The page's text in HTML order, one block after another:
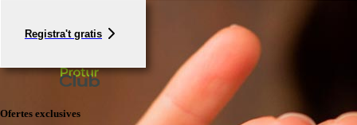
Registra't gratis
Ofertes exclusives